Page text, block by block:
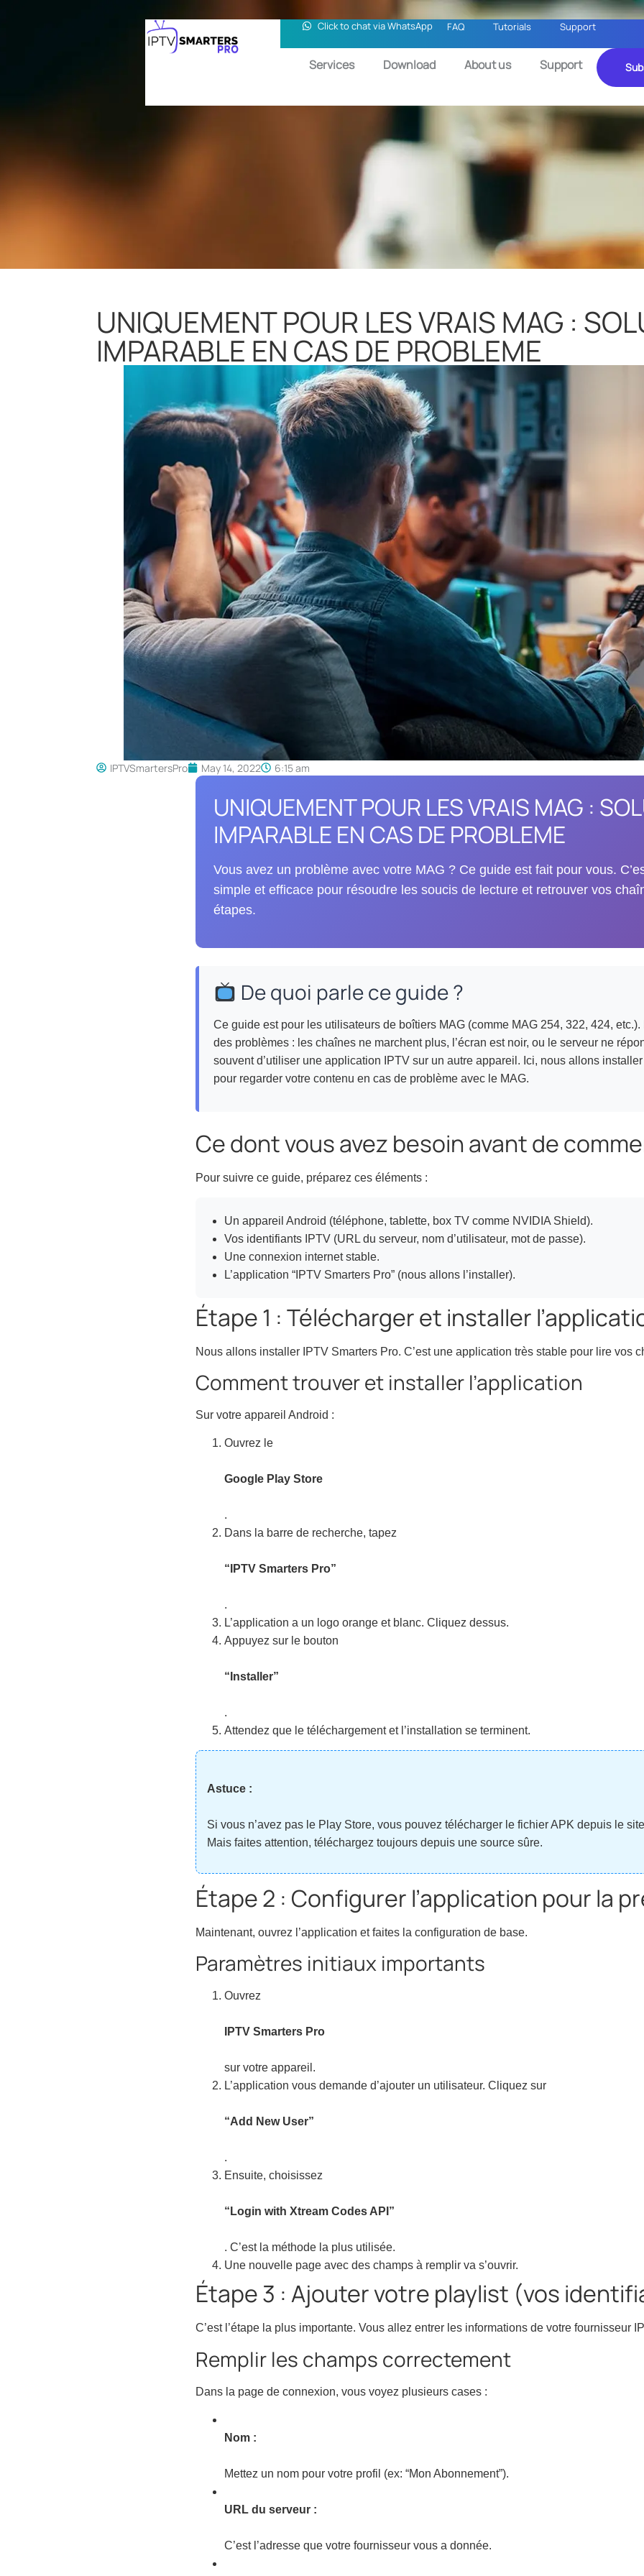
Click to chat via WhatsApp FAQ Tutorials Support
Services Download About us Support
UNIQUEMENT POUR LES VRAIS MAG :
IMPARABLE EN CAS DE PROBLEME
IPTVSmartersPro May 14, 2022 6:15 am
UNIQUEMENT POUR LES VRAIS MAG :
IMPARABLE EN CAS DE PROBLEME
Vous avez un problème avec votre MAG ? Ce guide est fait pour vous.
simple et efficace pour résoudre les soucis de lecture et retrouver vos
étapes.
De quoi parle ce guide ?
Ce guide est pour les utilisateurs de boîtiers MAG (comme MAG 254, 322, 424,
des problèmes : les chaînes ne marchent plus, l’écran est noir, ou le serveur ne
souvent d’utiliser une application IPTV sur un autre appareil. Ici, nous allons
pour regarder votre contenu en cas de problème avec le MAG.
Ce dont vous avez besoin avant de
Pour suivre ce guide, préparez ces éléments :
Un appareil Android (téléphone, tablette, box TV comme NVIDIA Shield).
Vos identifiants IPTV (URL du serveur, nom d’utilisateur, mot de passe).
Une connexion internet stable.
L’application “IPTV Smarters Pro” (nous allons l’installer).
Étape 1 : Télécharger et installer
Nous allons installer IPTV Smarters Pro. C’est une application très stable pour lire vos
Comment trouver et installer l’application
Sur votre appareil Android :
Ouvrez le
Google Play Store
.
Dans la barre de recherche, tapez
“IPTV Smarters Pro”
.
L’application a un logo orange et blanc. Cliquez dessus.
Appuyez sur le bouton
“Installer”
.
Attendez que le téléchargement et l’installation se terminent.
Astuce :
Si vous n’avez pas le Play Store, vous pouvez télécharger le fichier APK depuis le
Mais faites attention, téléchargez toujours depuis une source sûre.
Étape 2 : Configurer l’application pour la
Maintenant, ouvrez l’application et faites la configuration de base.
Paramètres initiaux importants
Ouvrez
IPTV Smarters Pro
sur votre appareil.
L’application vous demande d’ajouter un utilisateur. Cliquez sur
“Add New User”
.
Ensuite, choisissez
“Login with Xtream Codes API”
. C’est la méthode la plus utilisée.
Une nouvelle page avec des champs à remplir va s’ouvrir.
Étape 3 : Ajouter votre playlist (vos
C’est l’étape la plus importante. Vous allez entrer les informations de votre fournisseur
Remplir les champs correctement
Dans la page de connexion, vous voyez plusieurs cases :
Nom :
Mettez un nom pour votre profil (ex: “Mon Abonnement”).
URL du serveur :
C’est l’adresse que votre fournisseur vous a donnée.